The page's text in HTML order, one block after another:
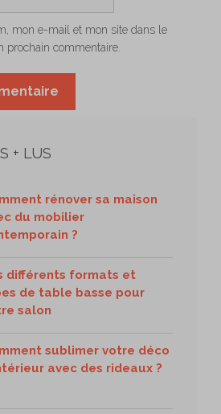
mon e-mail et mon site dans le
prochain commentaire.
+ LUS
rénover sa maison
du mobilier
?
différents formats et
de table basse pour
salon
sublimer votre déco
avec des rideaux ?